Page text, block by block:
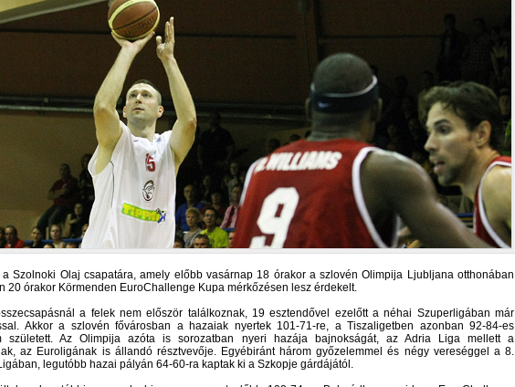
Szolnoki Olaj csapatára, amely előbb vasárnap 18 órakor a szlovén Olimpija Ljubljana otthonában
20 órakor Körmenden EuroChallenge Kupa mérkőzésen lesz érdekelt.
a felek nem először találkoznak, 19 esztendővel ezelőtt a néhai Szuperligában már
Akkor a szlovén fővárosban a hazaiak nyertek 101-71-re, a Tiszaligetben azonban 92-84-es
született. Az Olimpija azóta is sorozatban nyeri hazája bajnokságát, az Adria Liga mellett a
az Euroligának is állandó résztvevője. Egyébiránt három győzelemmel és négy vereséggel a 8.
legutóbb hazai pályán 64-60-ra kaptak ki a Szkopje gárdájától.